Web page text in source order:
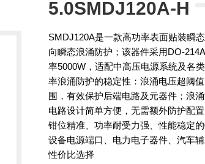
5.0SMDJ120A-H
SMDJ120A是一款高功率表面贴装瞬
向瞬态浪涌防护；该器件采用DO-
率5000W，适配中高压电源系统及各
率浪涌防护的稳定性：浪涌电压超阈
围，有效保护后端电路及元器件；浪
电路设计简单方便，无需额外防护配
钳位精准、功率耐受力强、性能稳定
设备电源端口、电力电子器件、汽车
性价比选择